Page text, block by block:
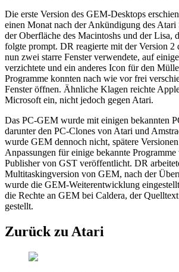
Die erste Version des GEM-Desktops
einen Monat nach der Ankündigung des
der Oberfläche des Macintoshs und der Lisa,
folgte prompt. DR reagierte mit der Version 2
nun zwei starre Fenster verwendete, auf
verzichtete und ein anderes Icon für den
Programme konnten nach wie vor frei
Fenster öffnen. Ähnliche Klagen reichte
Microsoft ein, nicht jedoch gegen Atari.
Das PC-GEM wurde mit einigen bekannten
darunter den PC-Clones von Atari und
wurde GEM dennoch nicht, spätere
Anpassungen für einige bekannte
Publisher von GST veröffentlicht. DR
Multitaskingversion von GEM, nach der
wurde die GEM-Weiterentwicklung
die Rechte an GEM bei Caldera, der
gestellt.
Zurück zu Atari